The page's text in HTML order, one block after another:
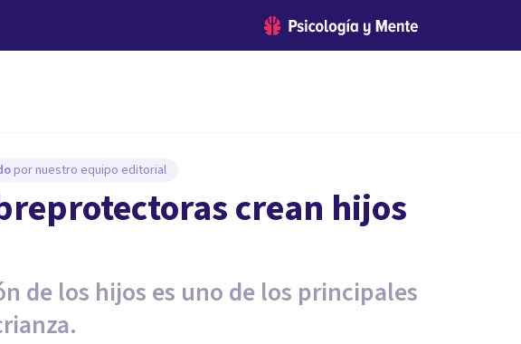
por nuestro equipo editorial
crean hijos
de los hijos es uno de los principales